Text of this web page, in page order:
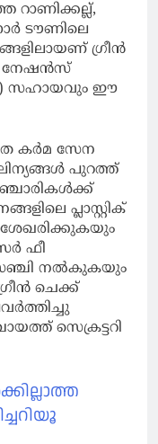
റാണിക്കല്ല്,
ടൗണിലെ
ഗ്രീന്‍
നേഷന്‍സ്
സഹായവും ഈ
കര്‍മ സേന
പുറത്ത്
പ്ലാസ്റ്റിക്
ശേഖരിക്കുകയും
ഫീ
നല്‍കുകയും
ചെക്ക്
സെക്രട്ടറി